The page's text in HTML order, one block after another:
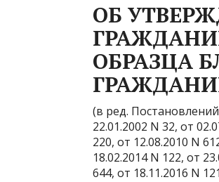
ОБ
ОБРАЗЦА
(в ред.
22.01.2002 N 32, от
220, от 12.08.2010 N
18.02.2014 N 122, от
644, от 18.11.2016 N